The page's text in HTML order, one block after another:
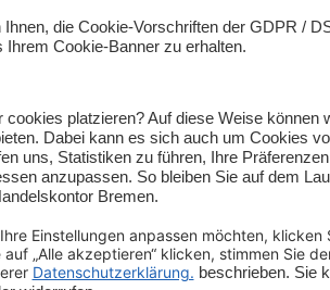
Original Kluntje
Kandis auf Friesenart